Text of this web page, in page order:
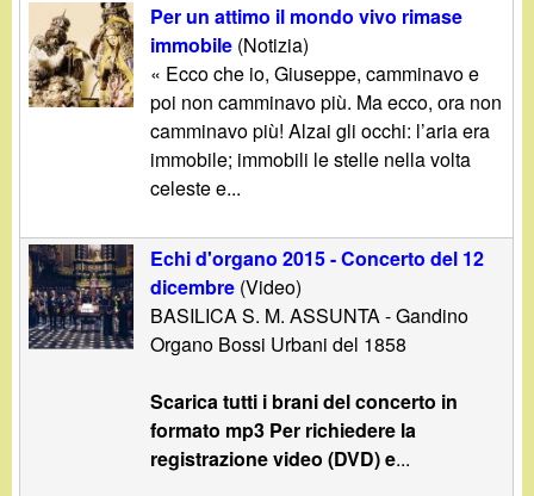
Per un attimo il mondo vivo rimase
immobile (Notizia)
« Ecco che io, Giuseppe, camminavo e
poi non camminavo più. Ma ecco, ora non
camminavo più! Alzai gli occhi: l’aria era
immobile; immobili le stelle nella volta
celeste e...
Echi d'organo 2015 - Concerto del 12
dicembre (Video)
BASILICA S. M. ASSUNTA - Gandino
Organo Bossi Urbani del 1858
Scarica tutti i brani del concerto in
formato mp3 Per richiedere la
registrazione video (DVD) e...